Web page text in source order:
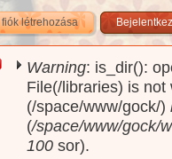
fiók létrehozása(aktív fül)
Hibaüzenet
Warning: is_dir():
File(/libraries) is
(/space/www/gock/)
(/space/www/gock/
100 sor).